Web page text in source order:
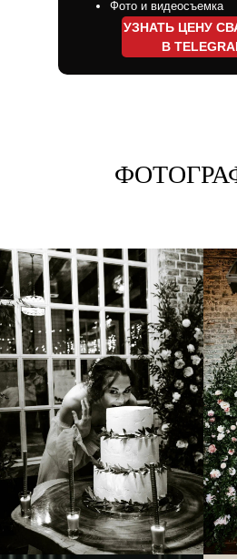
Фото и видеосъемка
УЗНАТЬ ЦЕНУ
В